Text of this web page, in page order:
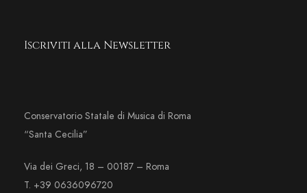
Iscriviti alla Newsletter
Conservatorio Statale di Musica di Roma
“Santa Cecilia”
Via dei Greci, 18 – 00187 – Roma
T. +39 0636096720